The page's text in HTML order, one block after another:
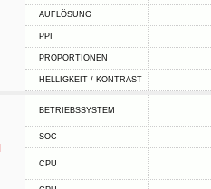
AUFLÖSUNG
PPI
PROPORTIONEN
HELLIGKEIT / KONTRAST
BETRIEBSSYSTEM
SOC
CPU